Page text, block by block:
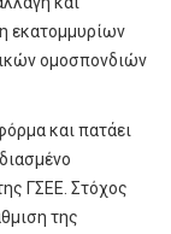
εκατομμυρίων
ομοσπονδιών
και πατάει
ΓΣΕΕ. Στόχος
της